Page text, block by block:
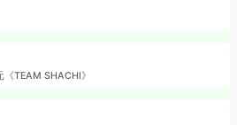
《TEAM SHACHI》